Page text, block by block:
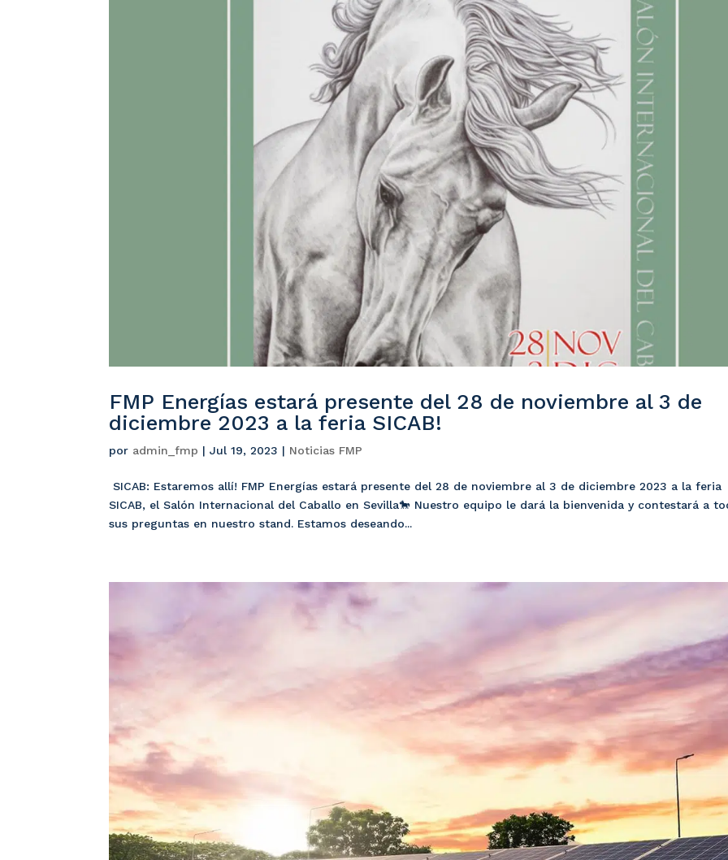
FMP Energías estará presente del 28 de noviembre al 3 de
diciembre 2023 a la feria SICAB!
por admin_fmp |Jul 19, 2023 | Noticias FMP
SICAB: Estaremos allí! FMP Energías estará presente del 28 de noviembre al 3 de diciembre 2023 a la feria
SICAB, el Salón Internacional del Caballo en Sevilla🐎 Nuestro equipo le dará la bienvenida y contestará a
sus preguntas en nuestro stand. Estamos deseando...